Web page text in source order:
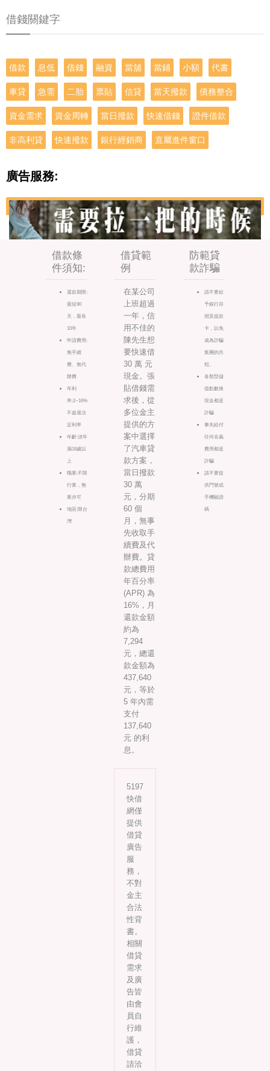
借錢關鍵字
借款 息低 借錢 融資 當舖 當鋪 小額 代書
車貸 急需 二胎 票貼 信貸 當天撥款 債務整合
資金需求 資金周轉 當日撥款 快速借錢 證件借款
非高利貸 快速撥款 銀行經銷商 直屬進件窗口
廣告服務:
借款條
件須知:
還款期限:
最短90
天，最長
10年
申請費用:
無手續
費、無代
辦費
年利
率:2~16%
不超過法
定利率
年齡:須年
滿18歲以
上
職業:不限
行業，無
業亦可
地區:限台
灣
借貸範
例
在某公司
上班超過
一年，信
用不佳的
陳先生想
要快速借
30 萬 元
現金。張
貼借錢需
求後，從
多位金主
提供的方
案中選擇
了汽車貸
款方案，
當日撥款
30 萬
元，分期
60 個
月，無事
先收取手
續費及代
辦費。貸
款總費用
年百分率
(APR) 為
16%，月
還款金額
約為
7,294
元，總還
款金額為
437,640
元，等於
5 年內需
支付
137,640
元 的利
息。
防範貸
款詐騙
請不要給
予銀行存
摺及提款
卡，以免
成為詐騙
集團的共
犯。
各類型儲
值點數換
現金都是
詐騙
事先給付
任何名義
費用都是
詐騙
請不要提
供門號或
手機驗證
碼
5197
快借
網僅
提供
借貸
廣告
服
務，
不對
金主
合法
性背
書。
相關
借貸
需求
及廣
告皆
由會
員自
行維
護，
借貸
請洽